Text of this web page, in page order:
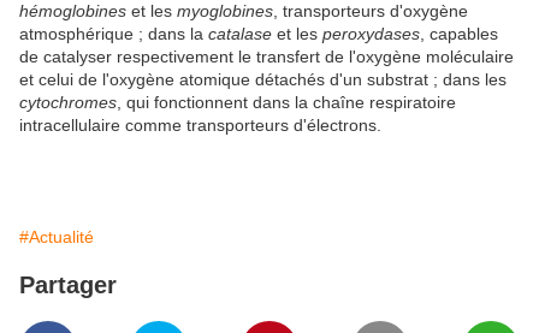
hémoglobines et les myoglobines , transporteurs d'oxygène
atmosphérique ; dans la catalase et les peroxydases , capables
de catalyser respectivement le transfert de l'oxygène moléculaire
et celui de l'oxygène atomique détachés d'un substrat ; dans les
cytochromes , qui fonctionnent dans la chaîne respiratoire
intracellulaire comme transporteurs d'électrons.
#Actualité
Partager